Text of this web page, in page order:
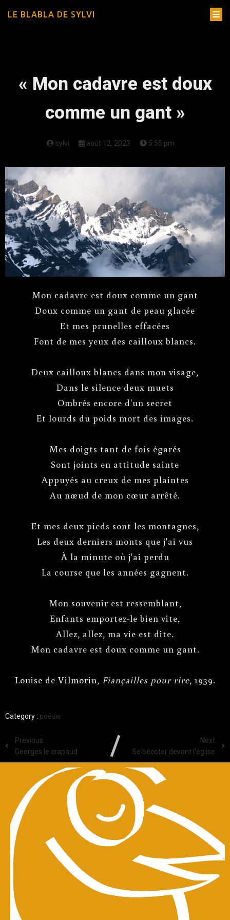
LE BLABLA DE SYLVI
« Mon cadavre est doux
comme un gant »
sylvi août 12, 2023 5:55 pm
Un poème deLouise de Vilmorin, tiré du
receuilFiançailles pour rire, 1939.
Mon cadavre est doux comme un gant
Doux comme un gant de peau glacée
Et mes prunelles effacées
Font de mes yeux des cailloux blancs.
Deux cailloux blancs dans mon visage,
Dans le silence deux muets
Ombrés encore d'un secret
Et lourds du poids mort des images.
Mes doigts tant de fois égarés
Sont joints en attitude sainte
Appuyés au creux de mes plaintes
Au nœud de mon cœur arrêté.
Et mes deux pieds sont les montagnes,
Les deux derniers monts que j'ai vus
À la minute où j'ai perdu
La course que les années gagnent.
Mon souvenir est ressemblant,
Enfants emportez-le bien vite,
Allez, allez, ma vie est dite.
Mon cadavre est doux comme un gant.
Louise de Vilmorin, Fiançailles pour rire, 1939.
Category : poésie
Previous
Georges le crapaud
Next
Se bécoter devant l’église